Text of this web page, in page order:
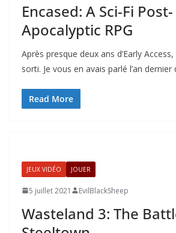
Encased: A Sci-Fi Post-
Apocalyptic RPG
Après presque deux ans d’Early
sorti. Je vous en avais parlé l’an dernier
Read More
JEUX VIDÉO JOUER
5 juillet 2021 EvilBlackSheep
Wasteland 3: The